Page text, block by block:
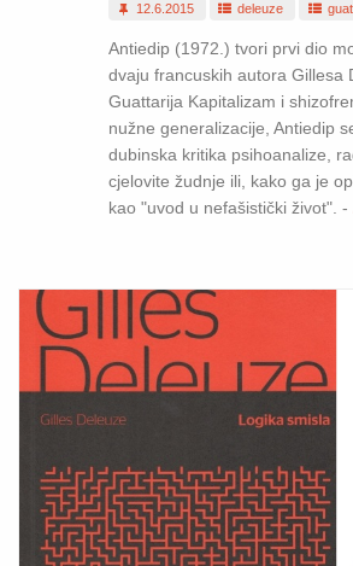
12.6.2015 deleuze
Antiedip (1972.) tvori prvi dio
dvaju francuskih autora Gillesa
Guattarija Kapitalizam i
nužne generalizacije, Antiedip
dubinska kritika psihoanalize,
cjelovite žudnje ili, kako ga je
kao "uvod u nefašistički život". -